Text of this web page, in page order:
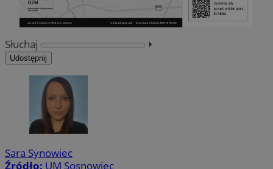
Słuchaj ⏵︎
Udostępnij
Sara Synowiec
Źródło: UM Sosnowiec